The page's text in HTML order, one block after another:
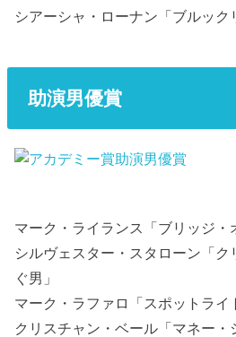
シアーシャ・ローナン「ブルック
助演男優賞
マーク・ライランス「ブリッジ・
シルヴェスター・スタローン「
ぐ男」
マーク・ラファロ「スポットラ
クリスチャン・ベール「マネー